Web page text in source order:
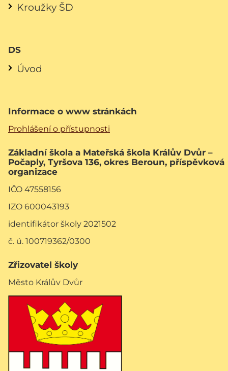
Kroužky ŠD
DS
Úvod
Informace o www stránkách
Prohlášení o přístupnosti
Základní škola a Mateřská škola Králův Dvůr –
Počaply, Tyršova 136, okres Beroun, příspěvková
organizace
IČO 47558156
IZO 600043193
identifikátor školy 2021502
č. ú. 100719362/0300
Zřizovatel školy
Město Králův Dvůr